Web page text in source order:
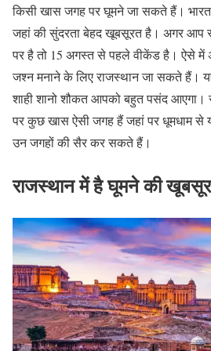
किसी खास जगह पर घूमने जा सकते हैं।
जहां की सुंदरता बेहद खूबसूरत है। अगर आप
पर है तो 15 अगस्त से पहले वीकेंड है। ऐसे में
जश्न मनाने के लिए राजस्थान जा सकते हैं।
शाही शानो शौकत आपको बहुत पसंद आएगा।
पर कुछ खास ऐसी जगह हैं जहां पर धूमधाम से
उन जगहों की सैर कर सकते हैं।
राजस्थान में है घूमने की